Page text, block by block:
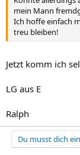
mein Mann
Ich hoffe einfach
treu bleiben!
Jetzt komm ich
LG aus E
Ralph
Du musst dich